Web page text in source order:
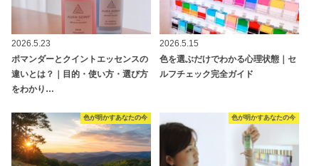
2026.5.23
ポマンダーとクイントエッセンスの
違いとは？｜目的・使い方・選び方
をわかり…
2026.5.15
色を選ぶだけでわかる心理状態｜セ
ルフチェック完全ガイド
色が明かすあなたの今 色が明かすあなたの今